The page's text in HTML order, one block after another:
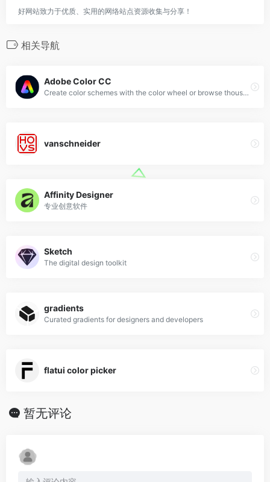
好网站致力于优质、实用的网络站点资源收集与分享！
相关导航
Adobe Color CC
Create color schemes with the color wheel or browse thousands of color combinations from the Color community.
vanschneider
Affinity Designer
专业创意软件
Sketch
The digital design toolkit
gradients
Curated gradients for designers and developers
flatui color picker
暂无评论